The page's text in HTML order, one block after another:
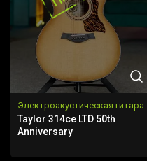
Электроакустическая гитара
Taylor 314ce LTD 50th
Anniversary